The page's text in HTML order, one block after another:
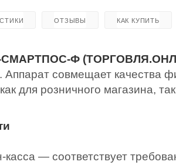
ОТЗЫВЫ КАК КУПИТЬ
СМАРТПОС-Ф
Аппарат совмещает качества
для розничного магазина,
— соответствует